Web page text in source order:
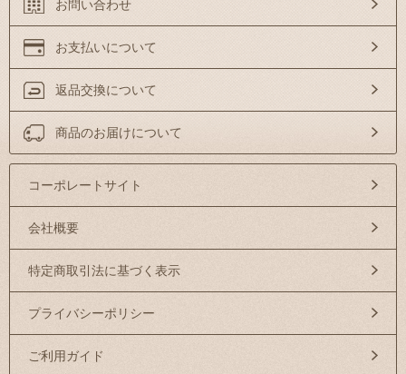
お問い合わせ
お支払いについて
返品交換について
商品のお届けについて
コーポレートサイト
会社概要
特定商取引法に基づく表示
プライバシーポリシー
ご利用ガイド